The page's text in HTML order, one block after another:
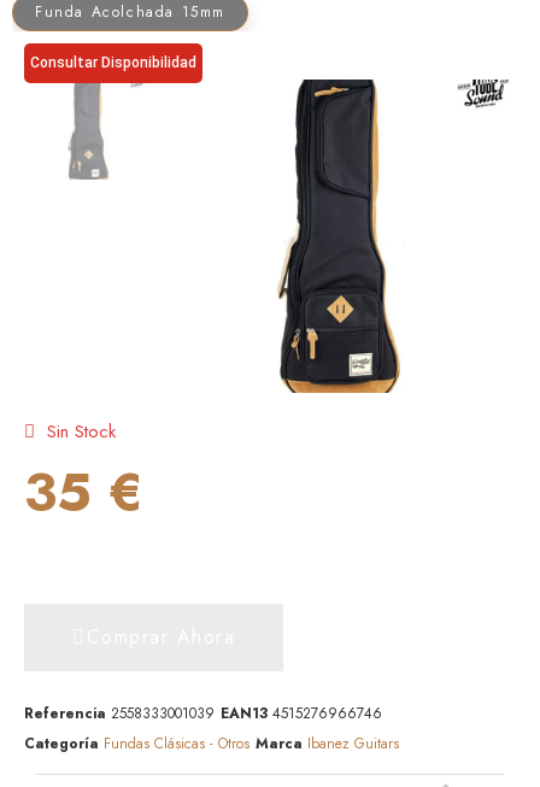
Funda Acolchada 15mm
Consultar Disponibilidad
Sin Stock
35 €
Referencia 2558333001039 EAN13 4515276966746
Categoría Fundas Clásicas - Otros Marca Ibanez Guitars